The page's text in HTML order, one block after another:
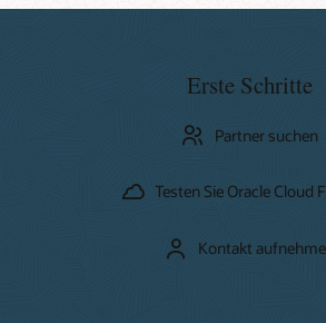
Erste Schritte
Partner suchen
Testen Sie Oracle Cloud
Kontakt